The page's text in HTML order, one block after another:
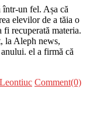
într-un fel. Așa că
elevilor de a tăia o
fi recuperată materia.
la Aleph news,
el a firmă că
Comment(0)